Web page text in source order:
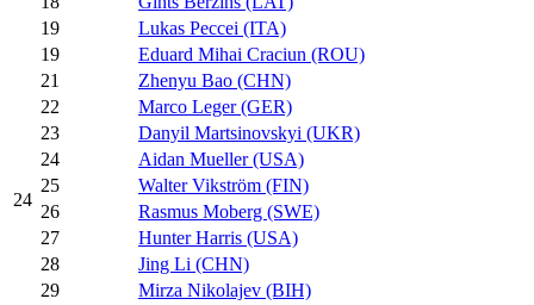
24
19
Lukas Peccei (ITA)
19
Eduard Mihai Craciun (ROU)
21
Zhenyu Bao (CHN)
22
Marco Leger (GER)
23
Danyil Martsinovskyi (UKR)
24
Aidan Mueller (USA)
25
Walter Vikström (FIN)
26
Rasmus Moberg (SWE)
27
Hunter Harris (USA)
28
Jing Li (CHN)
29
Mirza Nikolajev (BIH)